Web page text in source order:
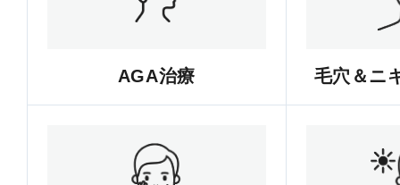
AGA治療 毛穴＆ニ